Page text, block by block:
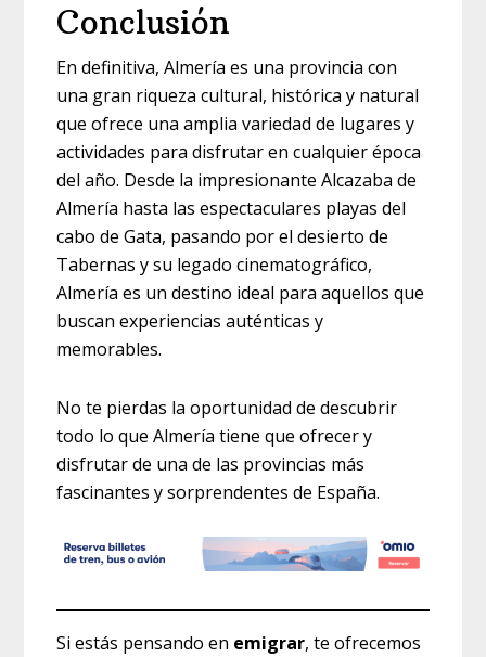
Conclusión
En definitiva, Almería es una provincia con
una gran riqueza cultural, histórica y natural
que ofrece una amplia variedad de lugares y
actividades para disfrutar en cualquier época
del año. Desde la impresionante Alcazaba de
Almería hasta las espectaculares playas del
cabo de Gata, pasando por el desierto de
Tabernas y su legado cinematográfico,
Almería es un destino ideal para aquellos que
buscan experiencias auténticas y
memorables.
No te pierdas la oportunidad de descubrir
todo lo que Almería tiene que ofrecer y
disfrutar de una de las provincias más
fascinantes y sorprendentes de España.
Si estás pensando en emigrar, te ofrecemos